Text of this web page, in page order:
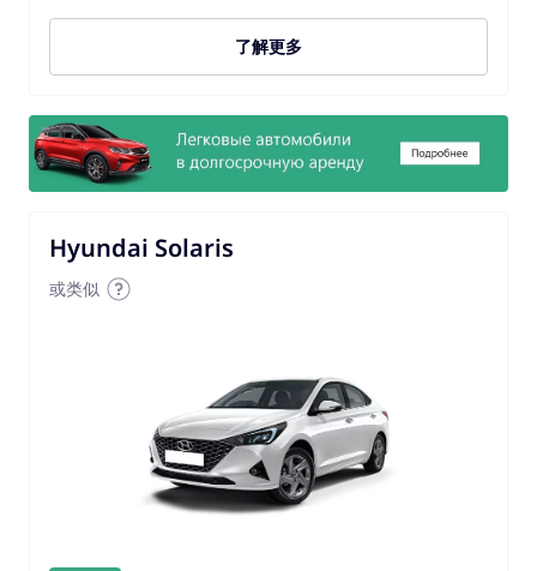
了解更多
Hyundai Solaris
或类似